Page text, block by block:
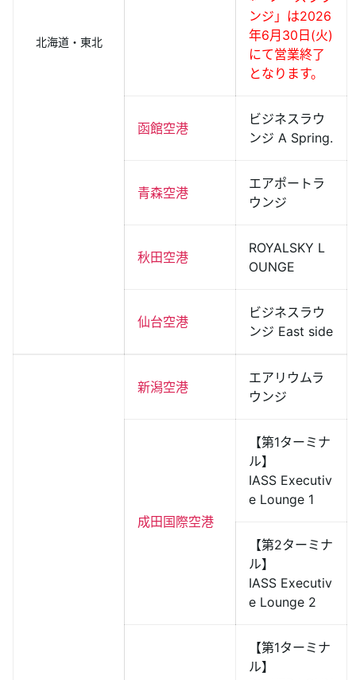
北海道・東北
ンジ」は2026
年6月30日(火)
にて営業終了
となります。
函館空港
ビジネスラウ
ンジ A Spring.
青森空港
エアポートラ
ウンジ
秋田空港
ROYALSKY L
OUNGE
仙台空港
ビジネスラウ
ンジ East side
新潟空港
エアリウムラ
ウンジ
成田国際空港
【第1ターミナ
ル】
IASS Executiv
e Lounge 1
【第2ターミナ
ル】
IASS Executiv
e Lounge 2
【第1ターミナ
ル】